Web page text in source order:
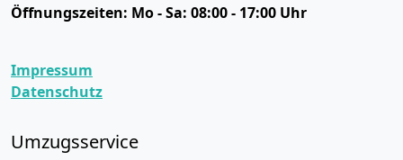
Öffnungszeiten: Mo - Sa: 08:00 - 17:00 Uhr
Impressum
Datenschutz
Umzugsservice